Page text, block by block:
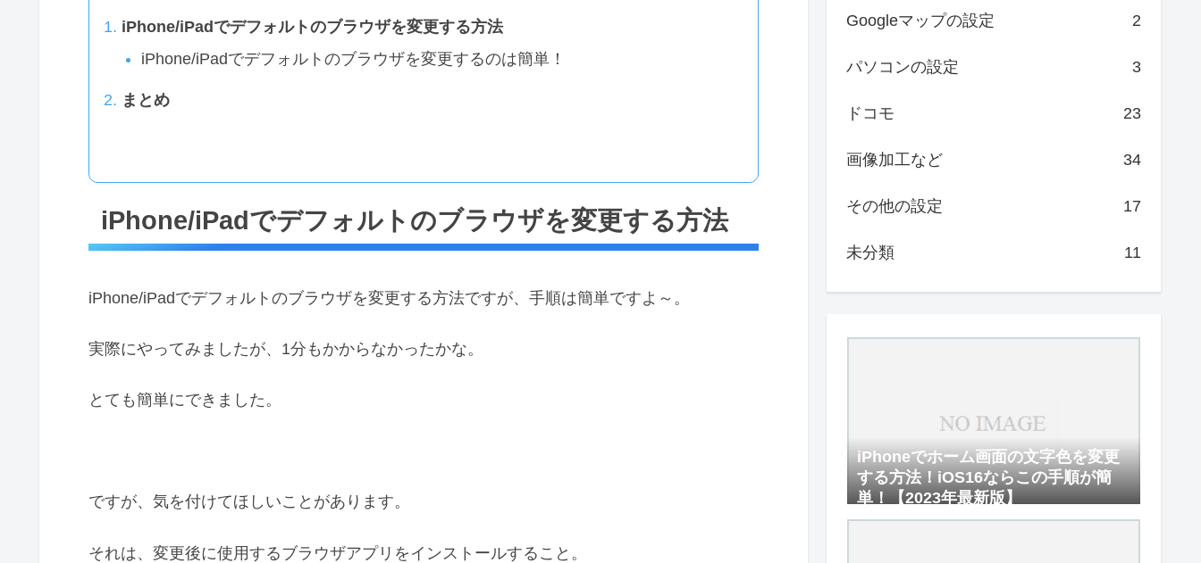
iPhone/iPadでデフォルトのブラウザを変更する方法
iPhone/iPadでデフォルトのブラウザを変更するのは簡単！
まとめ
iPhone/iPadでデフォルトのブラウザを変更する方法
iPhone/iPadでデフォルトのブラウザを変更する方法ですが、手順は簡単ですよ～。
実際にやってみましたが、1分もかからなかったかな。
とても簡単にできました。
ですが、気を付けてほしいことがあります。
それは、変更後に使用するブラウザアプリをインストールすること。
Googleマップの設定 2
パソコンの設定 3
ドコモ 23
画像加工など 34
その他の設定 17
未分類 11
iPhoneでホーム画面の文字色を変更
する方法！iOS16ならこの手順が簡
単！【2023年最新版】